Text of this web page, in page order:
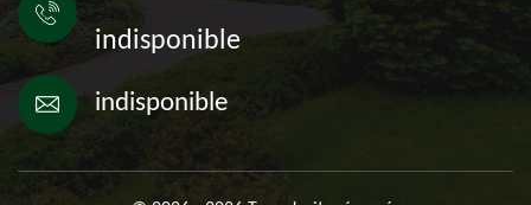
indisponible
indisponible